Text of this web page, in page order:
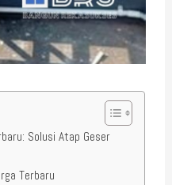
Solusi Atap Geser
Terbaru